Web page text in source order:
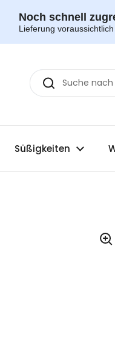
Noch schnell
Lieferung voraussichtlich
Süßigkeiten